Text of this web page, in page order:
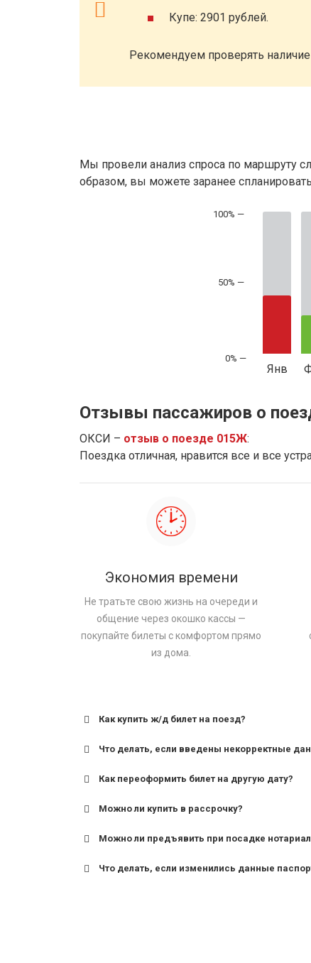
Купе: 2901 рублей.
Рекомендуем проверять
Мы провели анализ спроса по маршруту
образом, вы можете заранее
50% —
Янв
Отзывы пассажиров о
ОКСИ – отзыв о поезде 015Ж:
Поездка отличная, нравится все и все
Экономия времени
Не тратьте свою жизнь на очереди и
общение через окошко кассы —
покупайте билеты с комфортом прямо
из дома.
Как купить ж/д билет на поезд?
Что делать, если введены некорректные
Как переоформить билет на другую дату?
Можно ли купить в рассрочку?
Можно ли предъявить при посадке
Что делать, если изменились данные